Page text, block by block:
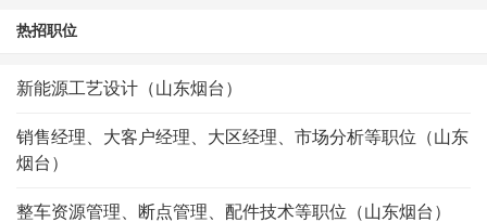
热招职位
新能源工艺设计（山东烟台）
销售经理、大客户经理、大区经理、市场分析等职位（山东
烟台）
整车资源管理、断点管理、配件技术等职位（山东烟台）